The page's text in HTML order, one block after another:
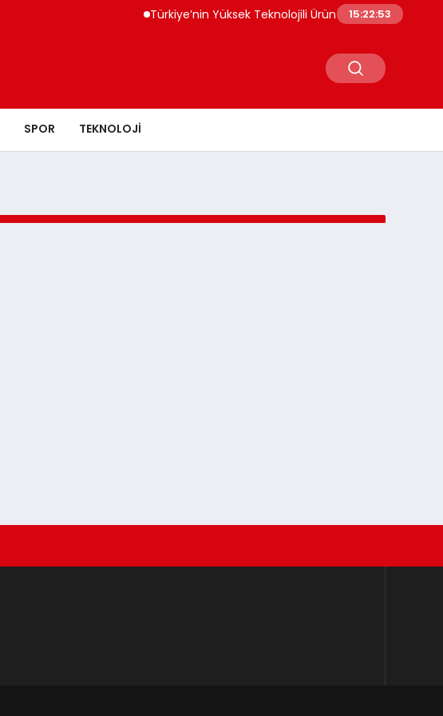
Türkiye’nin Yüksek Teknolojili Ürün İhracatı 56 Milyar
15:22:53
SPOR TEKNOLOJI